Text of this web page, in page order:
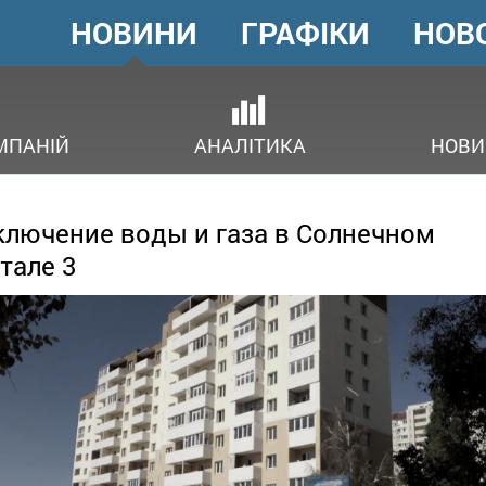
ГОЛОВНЕ
МЕНЮ
НОВИНИ
АНАЛІТИКА
ГРАФІКИ
воды и газа в Солнечном
3